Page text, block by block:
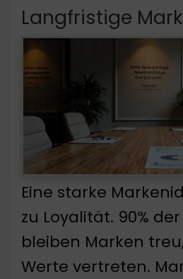
Langfristige
Eine starke
zu Loyalität. 90%
bleiben Marken
Werte vertreten.